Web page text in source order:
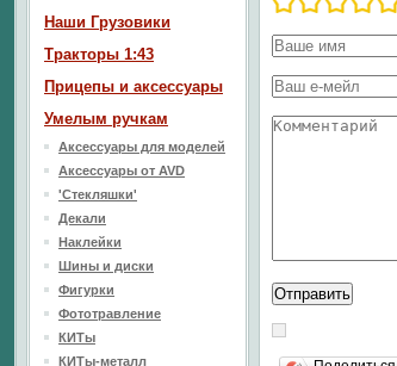
Наши Грузовики
Тракторы 1:43
Прицепы и аксессуары
Умелым ручкам
Аксессуары для моделей
Аксессуары от AVD
'Стекляшки'
Декали
Наклейки
Шины и диски
Фигурки
Фототравление
КИТы
КИТы-металл